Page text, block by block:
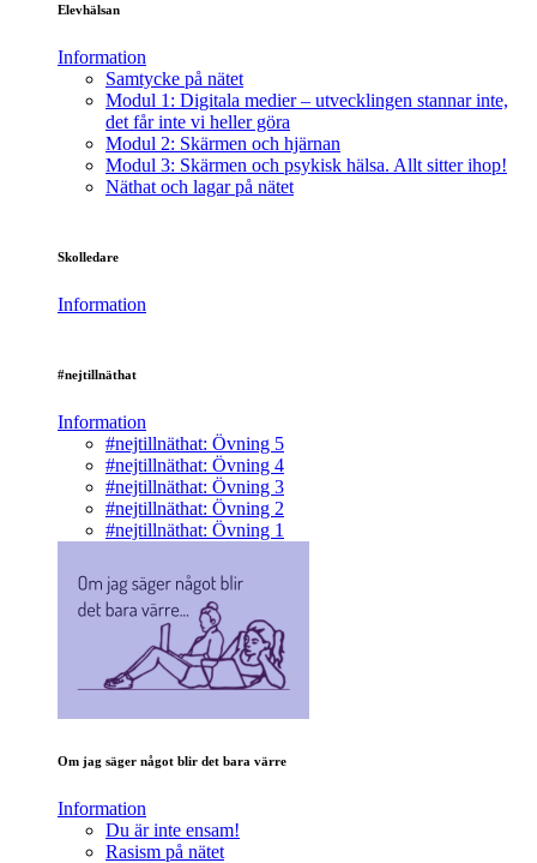
Elevhälsan
Information
Samtycke på nätet
Modul 1: Digitala medier – utvecklingen stannar inte,
det får inte vi heller göra
Modul 2: Skärmen och hjärnan
Modul 3: Skärmen och psykisk hälsa. Allt sitter ihop!
Näthat och lagar på nätet
Skolledare
Information
#nejtillnäthat
Information
#nejtillnäthat: Övning 5
#nejtillnäthat: Övning 4
#nejtillnäthat: Övning 3
#nejtillnäthat: Övning 2
#nejtillnäthat: Övning 1
Om jag säger något blir det bara värre
Information
Du är inte ensam!
Rasism på nätet